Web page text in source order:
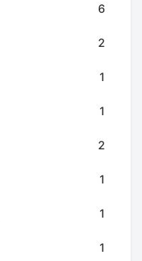
6
2
1
1
2
1
1
1